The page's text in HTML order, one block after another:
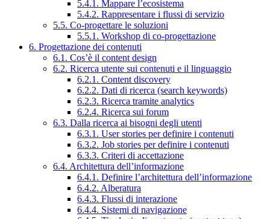
5.4.1. Mappare l’ecosistema
5.4.2. Rappresentare i flussi di servizio
5.5. Co-progettare le soluzioni
5.5.1. Workshop di co-progettazione
6. Progettazione dei contenuti
6.1. Cos’è il content design
6.2. Ricerca utente sui contenuti e il linguaggio
6.2.1. Content discovery
6.2.2. Dati di ricerca (search keywords)
6.2.3. Ricerca tramite analytics
6.2.4. Ricerca sui forum
6.3. Dalla ricerca ai bisogni degli utenti
6.3.1. User stories per definire i contenuti
6.3.2. Job stories per definire i contenuti
6.3.3. Criteri di accettazione
6.4. Architettura dell’informazione
6.4.1. Definire l’architettura dell’informazione
6.4.2. Alberatura
6.4.3. Flussi di interazione
6.4.4. Sistemi di navigazione